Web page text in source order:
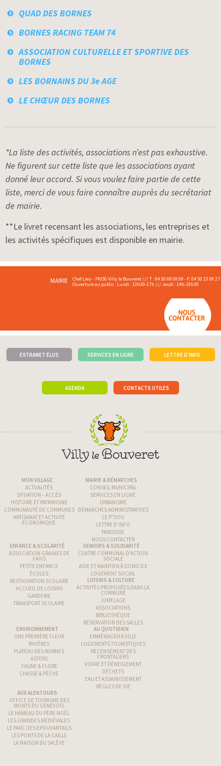
QUAD DES BORNES
BORNES RACING TEAM 74
ASSOCIATION CULTURELLE ET SPORTIVE DES
BORNES
LES BORNAINS DU 3e AGE
LE CHŒUR DES BORNES
*La liste des activités, associations n’est pas exhaustive.
Ne figurent sur cette liste que les associations ayant
donné leur accord. Si vous voulez faire partie de cette
liste, merci de vous faire connaître auprès du secrétariat
de mairie.
**Le livret recensant les associations, les entreprises et
les activités spécifiques est disponible en mairie.
MAIRIE
Chef Lieu - 74350 Villy le Bouveret /// T : 04 50 68 08 09 - F: 04 50 23 08 27
Ouverture au public : Lundi : 13h30-17h /// Jeudi : 14h-18h30
EXTRANET ÉLUS SERVICES EN LIGNE LETTRE D'INFO
AGENDA CONTACTS UTILES
MON VILLAGE
ACTUALITÉS
SITUATION – ACCÈS
HISTOIRE ET PATRIMOINE
COMMUNAUTÉ DE COMMUNES
ARTISANAT ET ACTIVITÉ
ÉCONOMIQUE
MAIRIE & DÉMARCHES
CONSEIL MUNICIPAL
SERVICES EN LIGNE
URBANISME
DÉMARCHES ADMINISTRATIVES
LE P’TIOU
LETTRE D’INFO
PAROISSE
NOUS CONTACTER
ENFANCE & SCOLARITÉ
ASSOCIATION GRAINES DE
FAVIS
PETITE ENFANCE
ÉCOLES
RESTAURATION SCOLAIRE
ACCUEIL DE LOISIRS
GARDERIE
TRANSPORT SCOLAIRE
SENIORS & SOLIDARITÉ
CENTRE COMMUNAL D’ACTION
SOCIALE
AIDE ET MAINTIEN À DOMICILE
LOGEMENT SOCIAL
LOISIRS & CULTURE
ACTIVITÉS PROPOSÉES DANS LA
COMMUNE
JUMELAGE
ASSOCIATIONS
BIBLIOTHÈQUE
RÉSERVATION DES SALLES
ENVIRONNEMENT
UNE PREMIÈRE FLEUR
RIVIÈRES
PLATEAU DES BORNES
ASTERS
FAUNE & FLORE
CHASSE & PÊCHE
AU QUOTIDIEN
EMMÉNAGER À VILLY
LOGEMENTS TOURISTIQUES
RECENSEMENT DES
FRONTALIERS
VOIRIE ET DÉNEIGEMENT
DÉCHETS
EAU ET ASSAINISSEMENT
RÈGLES DE VIE
AUX ALENTOURS
OFFICE DE TOURISME DES
MONTS DU GENEVOIS
LE HAMEAU DU PÈRE-NOËL
LES GRANDES MÉDIÉVALES
LE PARC DES EPOUVANTAILS
LES PONTS DE LA CAILLE
LA MAISON DU SALÈVE